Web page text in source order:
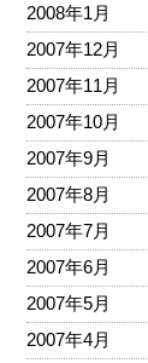
2008年1月
2007年12月
2007年11月
2007年10月
2007年9月
2007年8月
2007年7月
2007年6月
2007年5月
2007年4月